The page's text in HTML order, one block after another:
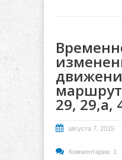
29, 29,а,
августа 7, 2015
Комментарии: 1